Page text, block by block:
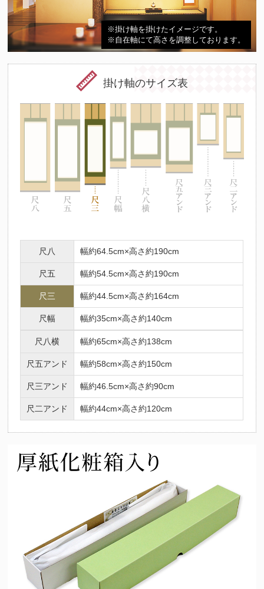
※掛け軸を掛けたイメージです。
※自在軸にて高さを調整しております。
掛け軸のサイズ表
尺八 幅約64.5cm×高さ約190cm
尺五 幅約54.5cm×高さ約190cm
尺三 幅約44.5cm×高さ約164cm
尺幅 幅約35cm×高さ約140cm
尺八横 幅約65cm×高さ約138cm
尺五アンド 幅約58cm×高さ約150cm
尺三アンド 幅約46.5cm×高さ約90cm
尺二アンド 幅約44cm×高さ約120cm